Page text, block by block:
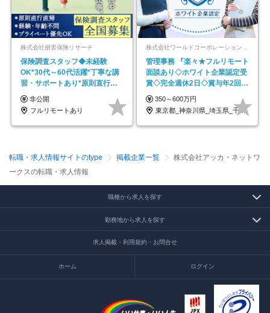
株式会社損害保険リサーチ
保険調査スタッフ◆未経験
OK*30代～60代活躍*丁寧な講
習・サポートあり*原則直行直
帰／全国募集・業務委託
非公開
フルリモートあり
株式会社ワールドコーポレーション 採用事業部【上場グループ】
管理事務 『楽々★フルリモート
面談あり◇ホワイト企業認定受
賞◇完全週休2日◇賞与年2回
/p13
350～600万円
東京都_神奈川県_埼玉県_千葉県_大阪府…
転職・求人情報サイトのtype 掲載企業一覧
株式会社アッカ・ネットワ
ークスの転職・求人情報
職種から求人を探す
勤務地から求人を探す
求人掲載・利用規約・お問合せ
ホーム ログイン